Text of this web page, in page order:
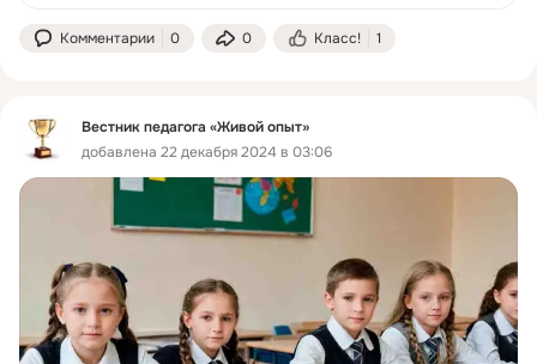
Комментарии 0 0 Класс! 1
Вестник педагога «Живой опыт»
добавлена 22 декабря 2024 в 03:06